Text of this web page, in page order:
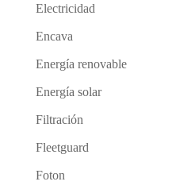
Electricidad
Encava
Energía renovable
Energía solar
Filtración
Fleetguard
Foton